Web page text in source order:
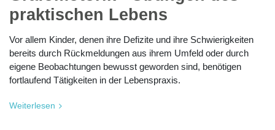
praktischen Lebens
Vor allem Kinder, denen ihre Defizite und ihre Schwierigkeiten
bereits durch Rückmeldungen aus ihrem Umfeld oder durch
eigene Beobachtungen bewusst geworden sind, benötigen
fortlaufend Tätigkeiten in der Lebenspraxis.
Weiterlesen